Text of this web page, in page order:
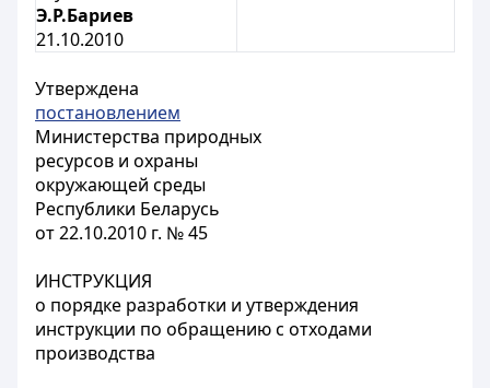
Э.Р.Бариев
21.10.2010
Утверждена
постановлением
Министерства природных
ресурсов и охраны
окружающей среды
Республики Беларусь
от 22.10.2010 г. № 45
ИНСТРУКЦИЯ
о порядке разработки и утверждения
инструкции по обращению с отходами
производства